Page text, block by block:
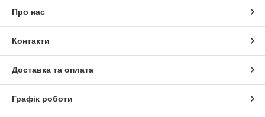
Про нас
Контакти
Доставка та оплата
Графік роботи